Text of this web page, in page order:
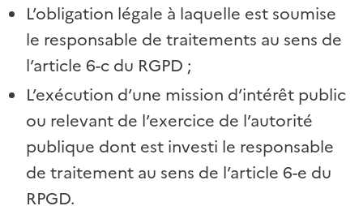
L’obligation légale à laquelle est soumise
le responsable de traitements au sens de
l’article 6-c du RGPD ;
L’exécution d’une mission d’intérêt public
ou relevant de l’exercice de l’autorité
publique dont est investi le responsable
de traitement au sens de l’article 6-e du
RPGD.